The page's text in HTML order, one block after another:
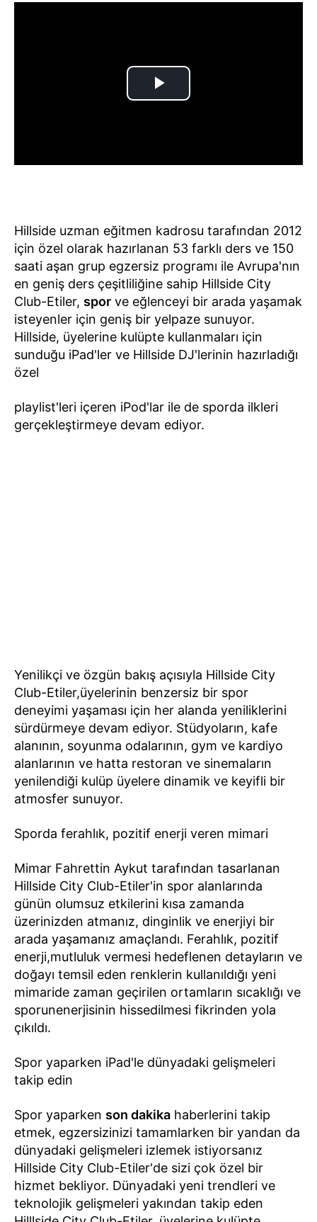
Hillside uzman eğitmen kadrosu tarafından 2012
için özel olarak hazırlanan 53 farklı ders ve 150
saati aşan grup egzersiz programı ile Avrupa'nın
en geniş ders çeşitliliğine sahip Hillside City
Club-Etiler, spor ve eğlenceyi bir arada yaşamak
isteyenler için geniş bir yelpaze sunuyor.
Hillside, üyelerine kulüpte kullanmaları için
sunduğu iPad'ler ve Hillside DJ'lerinin hazırladığı
özel
playlist'leri içeren iPod'lar ile de sporda ilkleri
gerçekleştirmeye devam ediyor.
Yenilikçi ve özgün bakış açısıyla Hillside City
Club-Etiler,üyelerinin benzersiz bir spor
deneyimi yaşaması için her alanda yeniliklerini
sürdürmeye devam ediyor. Stüdyoların, kafe
alanının, soyunma odalarının, gym ve kardiyo
alanlarının ve hatta restoran ve sinemaların
yenilendiği kulüp üyelere dinamik ve keyifli bir
atmosfer sunuyor.
Sporda ferahlık, pozitif enerji veren mimari
Mimar Fahrettin Aykut tarafından tasarlanan
Hillside City Club-Etiler'in spor alanlarında
günün olumsuz etkilerini kısa zamanda
üzerinizden atmanız, dinginlik ve enerjiyi bir
arada yaşamanız amaçlandı. Ferahlık, pozitif
enerji,mutluluk vermesi hedeflenen detayların ve
doğayı temsil eden renklerin kullanıldığı yeni
mimaride zaman geçirilen ortamların sıcaklığı ve
sporunenerjisinin hissedilmesi fikrinden yola
çıkıldı.
Spor yaparken iPad'le dünyadaki gelişmeleri
takip edin
Spor yaparken son dakika haberlerini takip
etmek, egzersizinizi tamamlarken bir yandan da
dünyadaki gelişmeleri izlemek istiyorsanız
Hillside City Club-Etiler'de sizi çok özel bir
hizmet bekliyor. Dünyadaki yeni trendleri ve
teknolojik gelişmeleri yakından takip eden